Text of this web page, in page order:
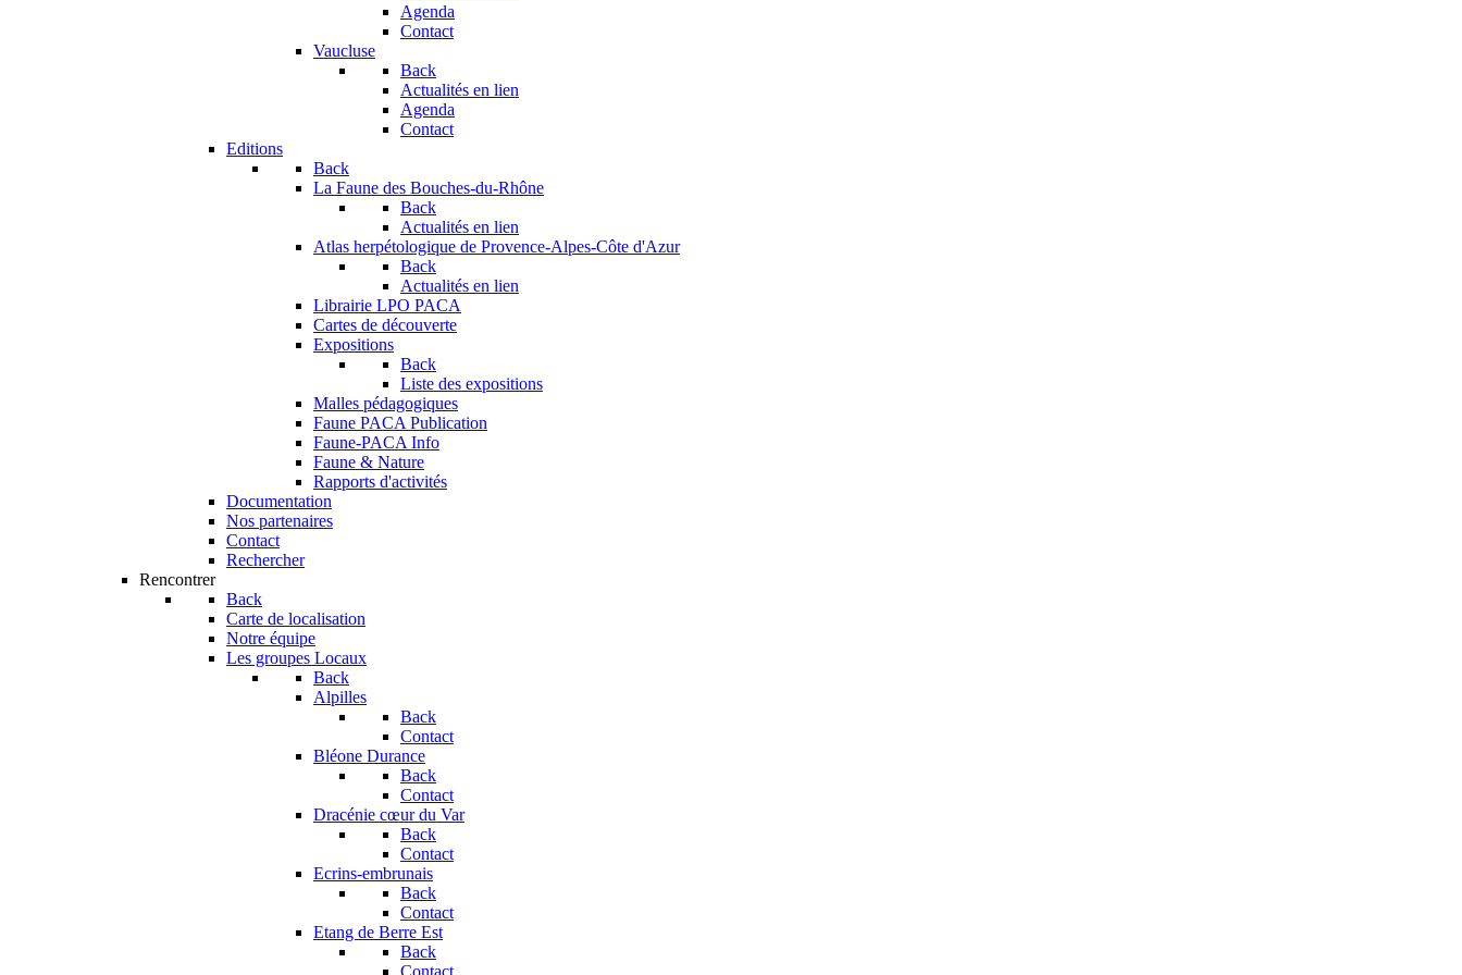
Agenda
Contact
Vaucluse
Back
Actualités en lien
Agenda
Contact
Editions
Back
La Faune des Bouches-du-Rhône
Back
Actualités en lien
Atlas herpétologique de Provence-Alpes-Côte d'Azur
Back
Actualités en lien
Librairie LPO PACA
Cartes de découverte
Expositions
Back
Liste des expositions
Malles pédagogiques
Faune PACA Publication
Faune-PACA Info
Faune & Nature
Rapports d'activités
Documentation
Nos partenaires
Contact
Rechercher
Rencontrer
Back
Carte de localisation
Notre équipe
Les groupes Locaux
Back
Alpilles
Back
Contact
Bléone Durance
Back
Contact
Dracénie cœur du Var
Back
Contact
Ecrins-embrunais
Back
Contact
Etang de Berre Est
Back
Contact